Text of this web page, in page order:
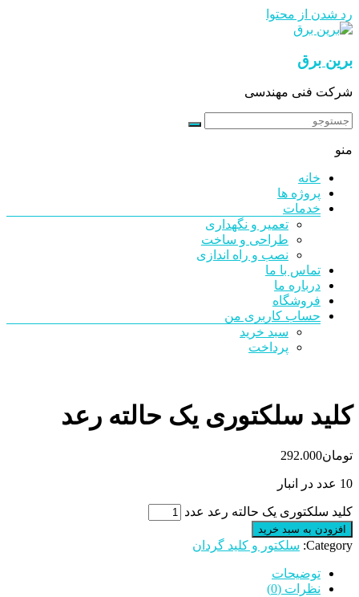
رد شدن از محتوا
برین برق
شرکت فنی مهندسی
منو
خانه
پروژه ها
خدمات
تعمیر و نگهداری
طراحی و ساخت
نصب و راه اندازی
تماس با ما
درباره ما
فروشگاه
حساب کاربری من
سبد خرید
پرداخت
کلید سلکتوری یک حالته رعد
تومان292.000
10 عدد در انبار
کلید سلکتوری یک حالته رعد عدد
افزودن به سبد خرید
Category: سلکتور و کلید گردان
توضیحات
نظرات (0)